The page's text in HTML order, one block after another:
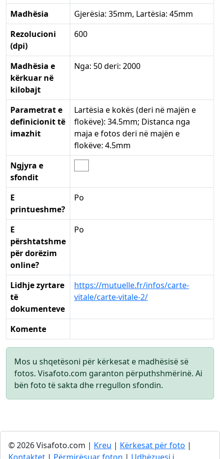
Madhësia
Gjerësia: 35mm, Lartësia: 45mm
Rezolucioni
(dpi)
600
Madhësia e
kërkuar në
kilobajt
Nga: 50 deri: 2000
Parametrat e
definicionit të
imazhit
Lartësia e kokës (deri në majën e
flokëve): 34.5mm; Distanca nga
maja e fotos deri në majën e
flokëve: 4.5mm
Ngjyra e
sfondit
E
printueshme?
Po
E
përshtatshme
për dorëzim
online?
Po
Lidhje zyrtare
të
dokumenteve
https://mutuelle.fr/infos/carte-
vitale/carte-vitale-2/
Komente
Mos u shqetësoni për kërkesat e madhësisë së
fotos. Visafoto.com garanton përputhshmërinë. Ai
bën foto të sakta dhe rregullon sfondin.
© 2026 Visafoto.com | Kreu | Kërkesat për foto |